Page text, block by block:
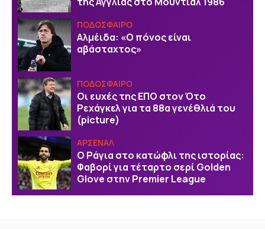
ΠΟΔΟΣΦΑΙΡΟ
Αλμέιδα: «Ο πόνος είναι
αβάσταχτος»
ΠΟΔΟΣΦΑΙΡΟ
Οι ευχές της EΠΟ στον Ότο
Ρεχάγκελ για τα 88α γενέθλιά του
(picture)
ΑΡΣΕΝΑΛ
Ο Ράγια στο κατώφλι της ιστορίας:
Φαβορί για τέταρτο σερί Golden
Glove στην Premier League